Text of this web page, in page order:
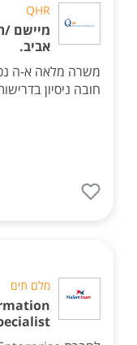
QHR
מיישם /
אביב.
משרה מלאה א-ה
חובה ניסיון
מלם תים